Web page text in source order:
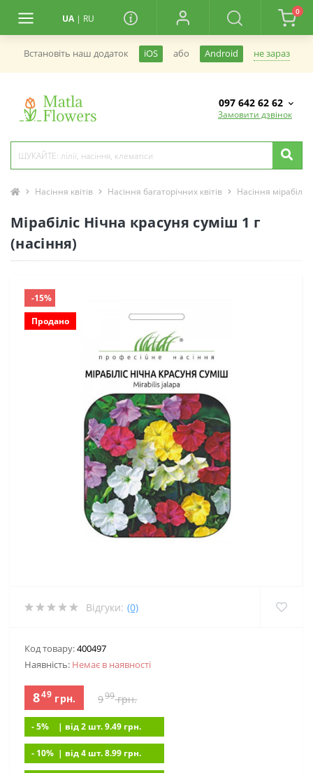
UA | RU
0
Встановiть наш додаток iOS або Android не зараз
097 642 62 62
Замовити дзвінок
Насіння квітів Насіння багаторічних квітів Насіння мірабілісу
Мірабіліс Нічна красуня суміш 1 г
(насіння)
-15%
Продано
Відгуки: (0)
Код товару:400497
Наявність: Немає в наявностi
849грн. 999грн.
- 5% | вiд 2 шт. 9.49 грн.
- 10% | вiд 4 шт. 8.99 грн.